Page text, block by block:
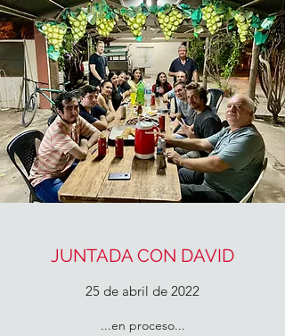
JUNTADA CON DAVID
25 de abril de 2022
...en proceso...